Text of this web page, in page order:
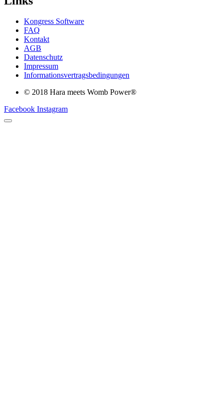
Kongress Software
FAQ
Kontakt
AGB
Datenschutz
Impressum
Informationsvertragsbedingungen
© 2018 Hara meets Womb Power®
Facebook Instagram